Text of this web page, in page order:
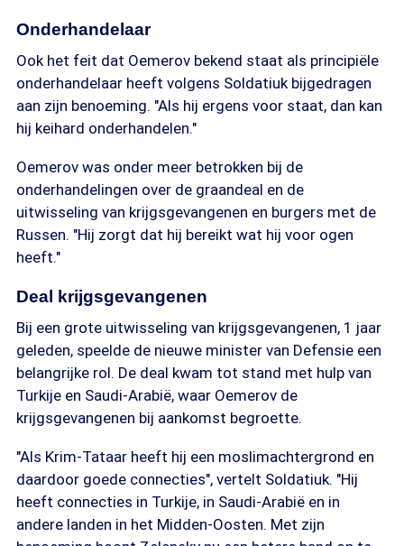
Onderhandelaar
Ook het feit dat Oemerov bekend staat als principiële
onderhandelaar heeft volgens Soldatiuk bijgedragen
aan zijn benoeming. "Als hij ergens voor staat, dan kan
hij keihard onderhandelen."
Oemerov was onder meer betrokken bij de
onderhandelingen over de graandeal en de
uitwisseling van krijgsgevangenen en burgers met de
Russen. "Hij zorgt dat hij bereikt wat hij voor ogen
heeft."
Deal krijgsgevangenen
Bij een grote uitwisseling van krijgsgevangenen, 1 jaar
geleden, speelde de nieuwe minister van Defensie een
belangrijke rol. De deal kwam tot stand met hulp van
Turkije en Saudi-Arabië, waar Oemerov de
krijgsgevangenen bij aankomst begroette.
"Als Krim-Tataar heeft hij een moslimachtergrond en
daardoor goede connecties", vertelt Soldatiuk. "Hij
heeft connecties in Turkije, in Saudi-Arabië en in
andere landen in het Midden-Oosten. Met zijn